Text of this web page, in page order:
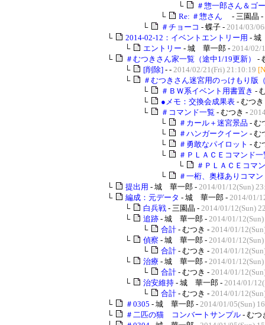
└
＃惣一郎さん＆ゴ
└
Re: ＃惣さん
- 三園晶 -
└
＃チョーコ - 蝶子 - 2014/03/
└
2014-02-12：イベントエントリー用 -
└
エントリー - 城 華一郎 - 2014/02/
└
＃むつきさん家一覧（途中1/19更新）
-
└
[削除] - - 2014/02/21(Fri) 21:10:19
└
＃むつきさん迷宮用のっけもり版
└
＃ＢＷ系イベント用書置き -
└
●メモ：交換会成果表 - むつ
└
＃コマンド一覧 - むつき -
└
＃カール＋迷宮景品 - む
└
＃ハンガークイーン - む
└
＃勇敢なパイロット - む
└
＃ＰＬＡＣＥコマンド一
└
＃ＰＬＡＣＥコマ
└
＃一桁、奥様ありコマ
└
提出用 - 城 華一郎 - 2014/01/12(Sun)
└
編成：元データ - 城 華一郎 - 2014/01/
└
白兵戦 - 三園晶 - 2014/01/12(Sun)
└
追跡 - 城 華一郎 - 2014/01/
└
合計 - むつき - 2014/01/
└
偵察 - 城 華一郎 - 2014/01/
└
合計 - むつき - 2014/01/
└
治療 - 城 華一郎 - 2014/01/
└
合計 - むつき - 2014/01/
└
治安維持 - 城 華一郎 - 2014/01/
└
合計 - むつき - 2014/01/
└
＃0305 - 城 華一郎 - 2014/01/05(Sun)
└
＃二匹の猫 コンバートサンプル - むつ